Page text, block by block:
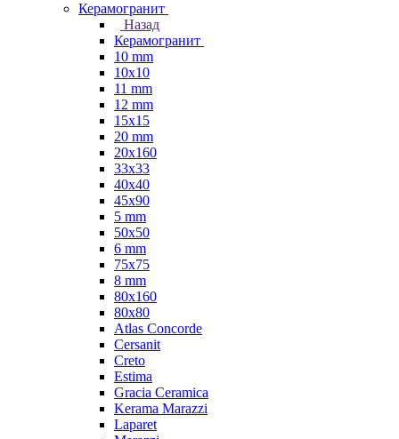
Керамогранит
Назад
Керамогранит
10 mm
10x10
11 mm
12 mm
15x15
20 mm
20х160
33x33
40х40
45x90
5 mm
50x50
6 mm
75х75
8 mm
80x160
80x80
Atlas Concorde
Cersanit
Creto
Estima
Gracia Ceramica
Kerama Marazzi
Laparet